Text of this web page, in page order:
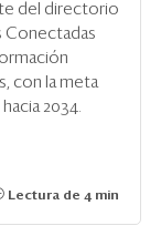
del directorio
Conectadas
con la meta
2034.
Lectura de 4 min